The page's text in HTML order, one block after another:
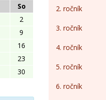
So
2
9
16
23
30
2. ročník
3. ročník
4. ročník
5. ročník
6. ročník